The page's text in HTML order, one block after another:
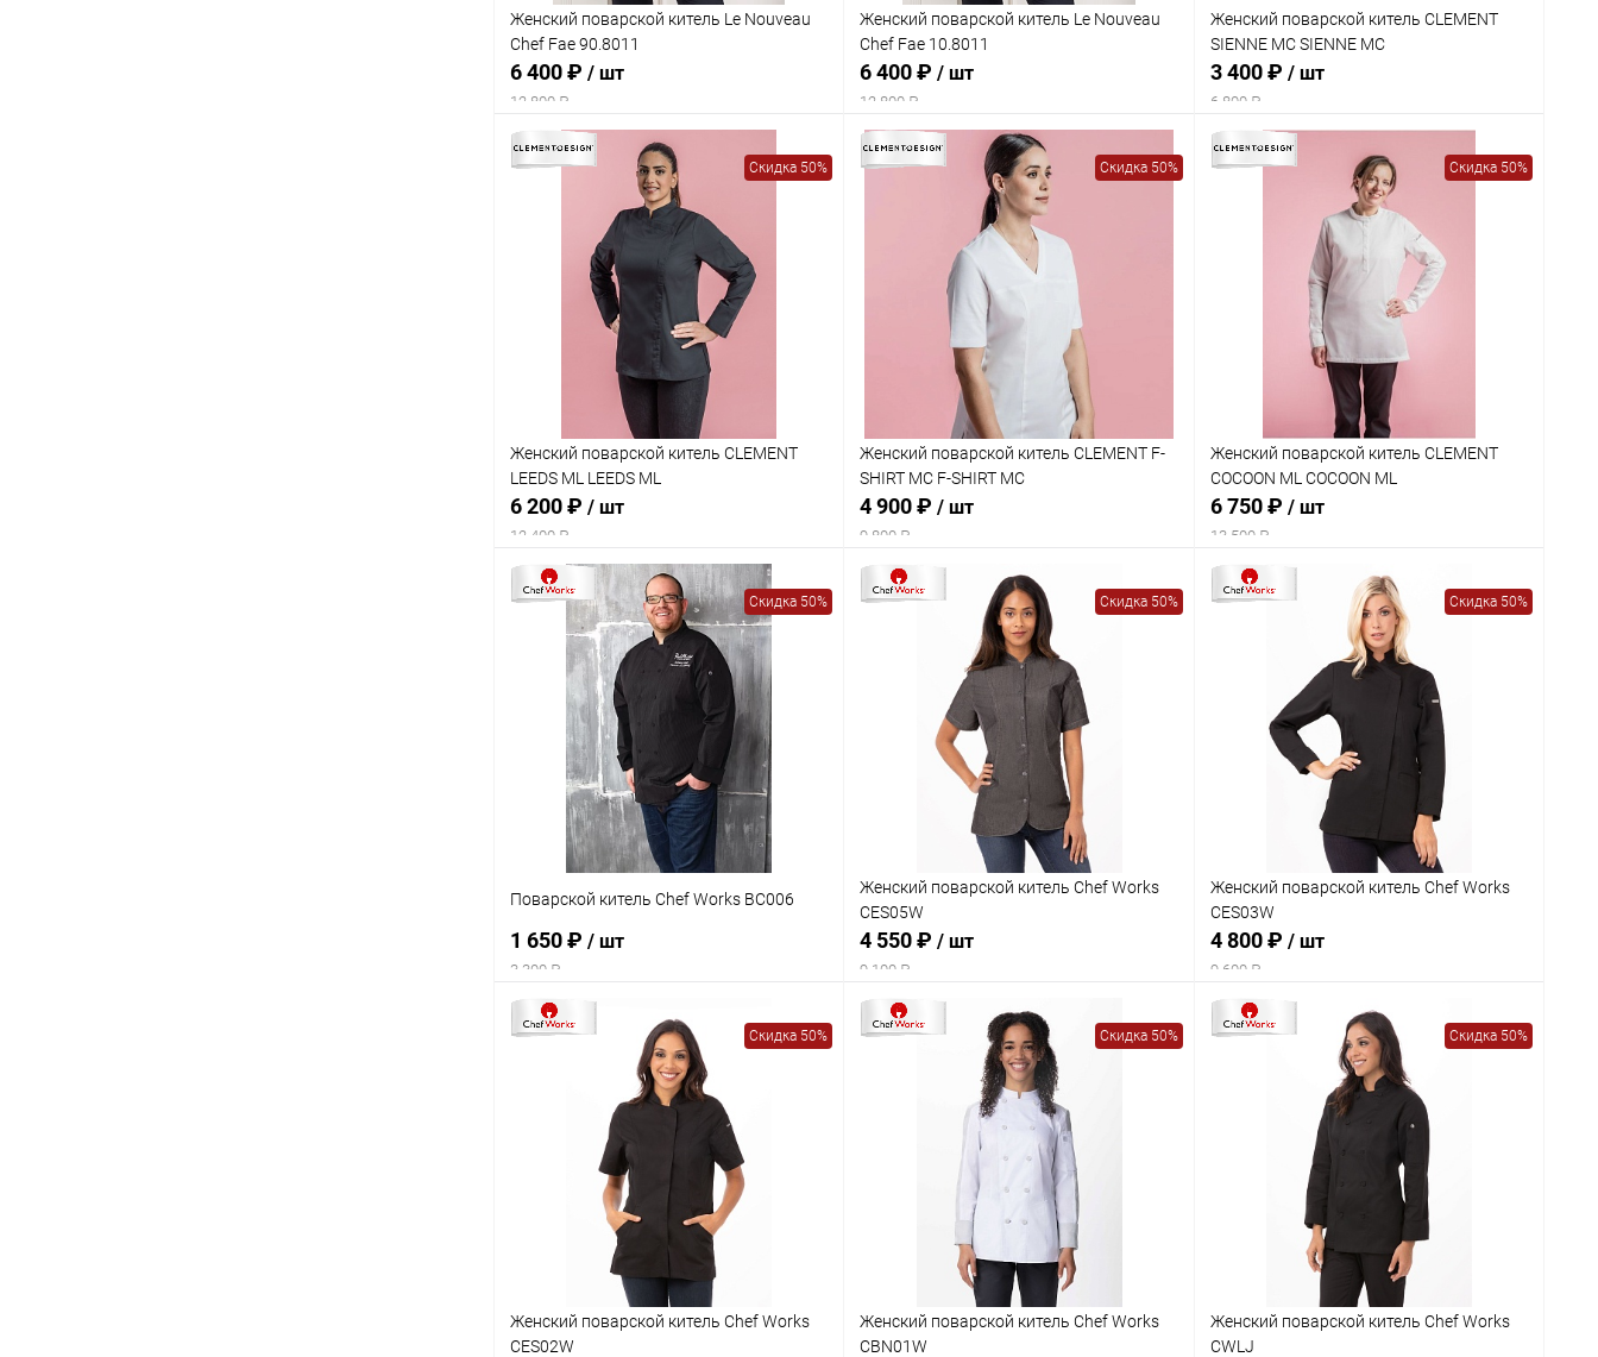
Женский поварской китель Le Nouveau
Chef Fae 90.8011
6 400 ₽ / шт
12 800 ₽
Женский поварской китель Le Nouveau
Chef Fae 10.8011
6 400 ₽/ шт
12 800 ₽
Женский поварской китель CLEMENT
SIENNE MC SIENNE MC
3 400 ₽ / шт
6 800 ₽
Скидка 50%
Женский поварской китель CLEMENT
LEEDS ML LEEDS ML
6 200 ₽ / шт
12 400 ₽
Скидка 50%
Женский поварской китель CLEMENT F-
SHIRT MC F-SHIRT MC
4 900 ₽/ шт
9 800 ₽
Скидка 50%
Женский поварской китель CLEMENT
COCOON ML COCOON ML
6 750 ₽ / шт
13 500 ₽
Скидка 50%
Поварской китель Chef Works BC006
1 650 ₽ / шт
3 300 ₽
Скидка 50%
Женский поварской китель Chef Works
CES05W
4 550 ₽/ шт
9 100 ₽
Скидка 50%
Женский поварской китель Chef Works
CES03W
4 800 ₽ / шт
9 600 ₽
Скидка 50%
Женский поварской китель Chef Works
CES02W
Скидка 50%
Женский поварской китель Chef Works
CBN01W
Скидка 50%
Женский поварской китель Chef Works
CWLJ